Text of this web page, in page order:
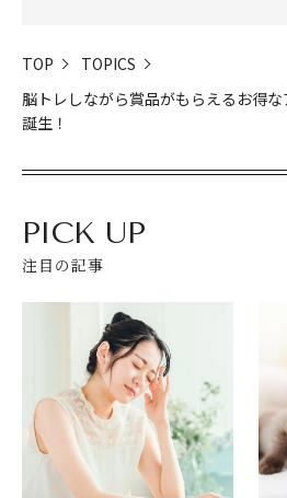
TOP
TOPICS
脳トレしながら賞品がもらえるお得な
誕生！
PICK UP
注目の記事